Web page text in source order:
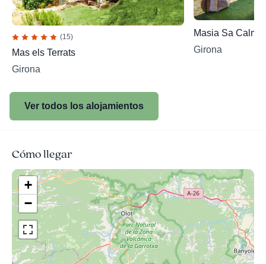
(15)
Mas els Terrats
Girona
Masia Sa Calma
Girona
Ver todos los alojamientos
Cómo llegar
+
−